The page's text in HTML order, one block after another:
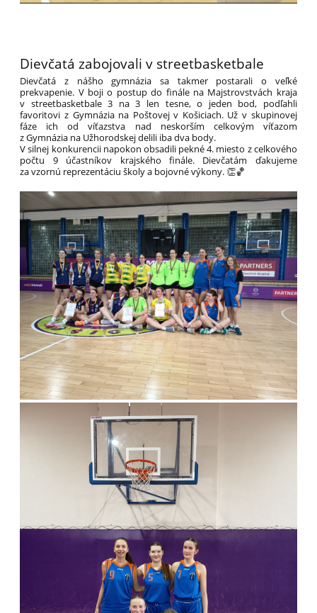
Dievčatá zabojovali v streetbasketbale
Dievčatá z nášho gymnázia sa takmer postarali o veľké
prekvapenie. V boji o postup do finále na Majstrovstvách kraja
v streetbasketbale 3 na 3 len tesne, o jeden bod, podľahli
favoritovi z Gymnázia na Poštovej v Košiciach. Už v skupinovej
fáze ich od víťazstva nad neskorším celkovým víťazom
z Gymnázia na Užhorodskej delili iba dva body.
V silnej konkurencii napokon obsadili pekné 4. miesto z celkového
počtu 9 účastníkov krajského finále. Dievčatám ďakujeme
za vzornú reprezentáciu školy a bojovné výkony. 👏🏀